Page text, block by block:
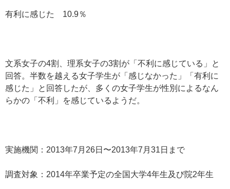
有利に感じた 10.9％
文系女子の4割、理系女子の3割が「不利に感じている」と
回答。半数を越える女子学生が「感じなかった」「有利に
感じた」と回答したが、多くの女子学生が性別によるなん
らかの「不利」を感じているようだ。
実施機関：2013年7月26日〜2013年7月31日まで
調査対象：2014年卒業予定の全国大学4年生及び院2年生